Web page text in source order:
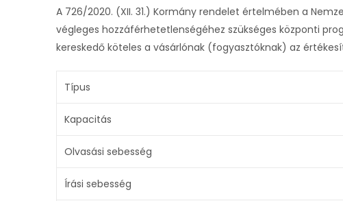
A 726/2020. (XII. 31.) Kormány rendelet értelmében a
végleges hozzáférhetetlenségéhez szükséges központi
kereskedő köteles a vásárlónak (fogyasztóknak) az
Típus
Kapacitás
Olvasási sebesség
Írási sebesség